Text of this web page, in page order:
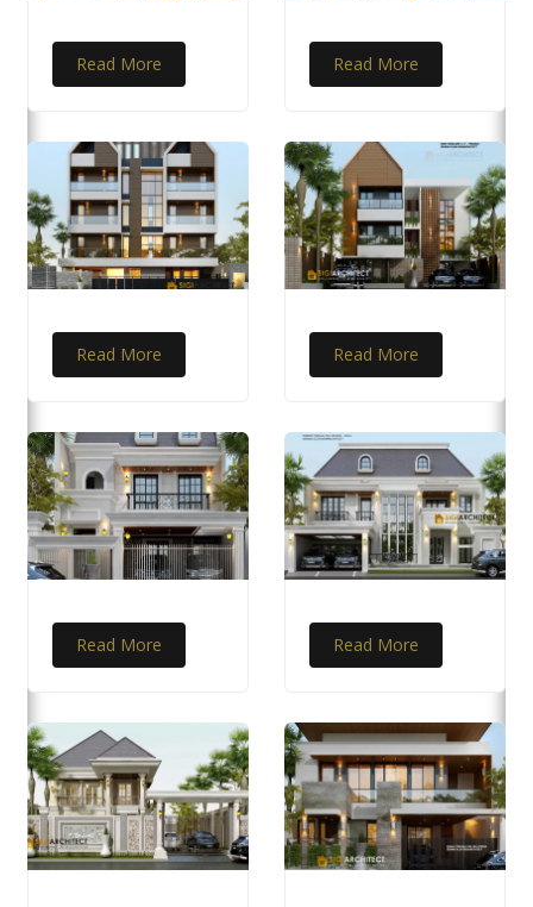
Read More Read More
Read More Read More
Read More Read More